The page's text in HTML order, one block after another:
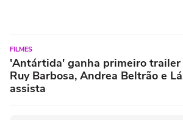
FILMES
'Antártida' ganha primeiro trailer
Ruy Barbosa, Andrea Beltrão e
assista